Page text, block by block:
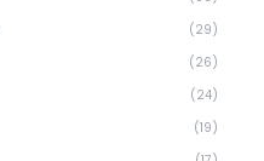
(29)
(26)
(24)
(19)